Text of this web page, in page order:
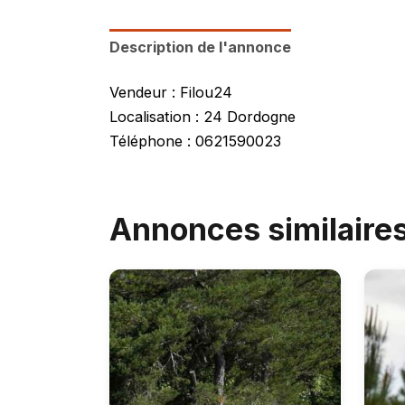
Description de l'annonce
Vendeur : Filou24
Localisation : 24 Dordogne
Téléphone : 0621590023
Annonces